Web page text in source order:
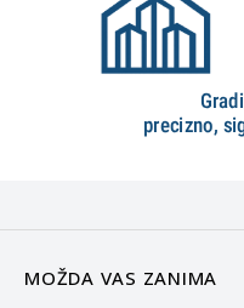
MOŽDA VAS ZANIMA